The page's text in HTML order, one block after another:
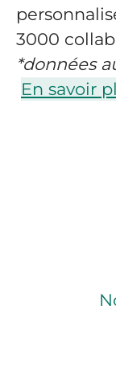
3000
*données
En savoir